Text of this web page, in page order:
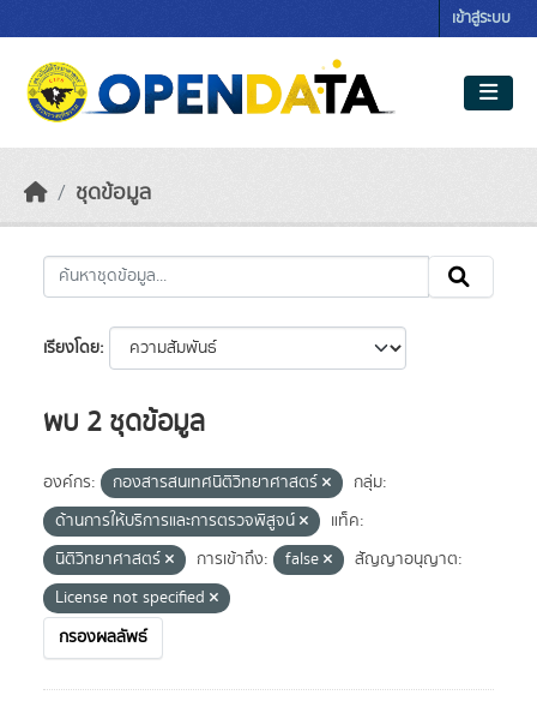
เข้าสู่ระบบ
ชุดข้อมูล
เรียงโดย
พบ 2 ชุดข้อมูล
องค์กร: กองสารสนเทศนิติวิทยาศาสตร์
กลุ่ม:
ด้านการให้บริการและการตรวจพิสูจน์
แท็ค:
นิติวิทยาศาสตร์
การเข้าถึง: false
สัญญาอนุญาต:
License not specified
กรองผลลัพธ์